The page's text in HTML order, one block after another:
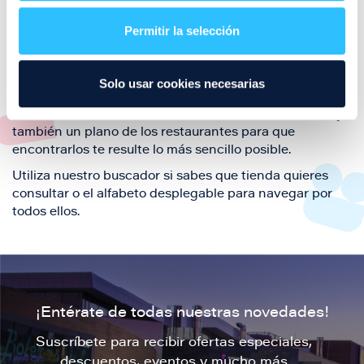
Permitir la selección
Solo usar cookies necesarias
también de nuestra oferta de ocio y shopping durante
tu visita.
El este directorio de restaurantes de Puerto Venecia
también un plano de los restaurantes para que
encontrarlos te resulte lo más sencillo posible.
Utiliza nuestro buscador si sabes que tienda quieres
consultar o el alfabeto desplegable para navegar por
todos ellos.
¡Entérate de todas nuestras novedades!
Suscríbete para recibir ofertas especiales,